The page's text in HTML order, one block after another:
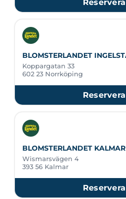
BLOMSTERLANDET
Koppargatan 33
602 23 Norrköping
BLOMSTERLANDET KALMAR
Wismarsvägen 4
393 56 Kalmar